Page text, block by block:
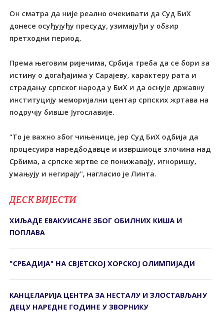
Он сматра да није реално очекивати да Суд БиХ
донесе осуђујуђу пресуду, узимајуђи у обзир
претходни период.
Према његовим ријечима, Србија треба да се бори за
истину о догађајима у Сарајеву, карактеру рата и
страдању српског народа у БиХ и да оснује државну
институцију меморијални центар српских жртава на
подручју бивше Југославије.
"То је важно због чињенице, јер Суд БиХ одбија да
процесуира наредбодавце и извршиоце злочина над
Србима, а српске жртве се понижавају, игноришу,
умањују и негирају", нагласио је Линта.
ДЕСК ВИЈЕСТИ
ХИЉАДЕ ЕВАКУИСАНЕ ЗБОГ ОБИЛНИХ КИША И
ПОПЛАВА
"СРБАДИЈА" НА СВЈЕТСКОЈ ХОРСКОЈ ОЛИМПИЈАДИ
КАНЦЕЛАРИЈА ЦЕНТРА ЗА НЕСТАЛУ И ЗЛОСТАВЉАНУ
ДЕЦУ НАРЕДНЕ ГОДИНЕ У ЗВОРНИКУ